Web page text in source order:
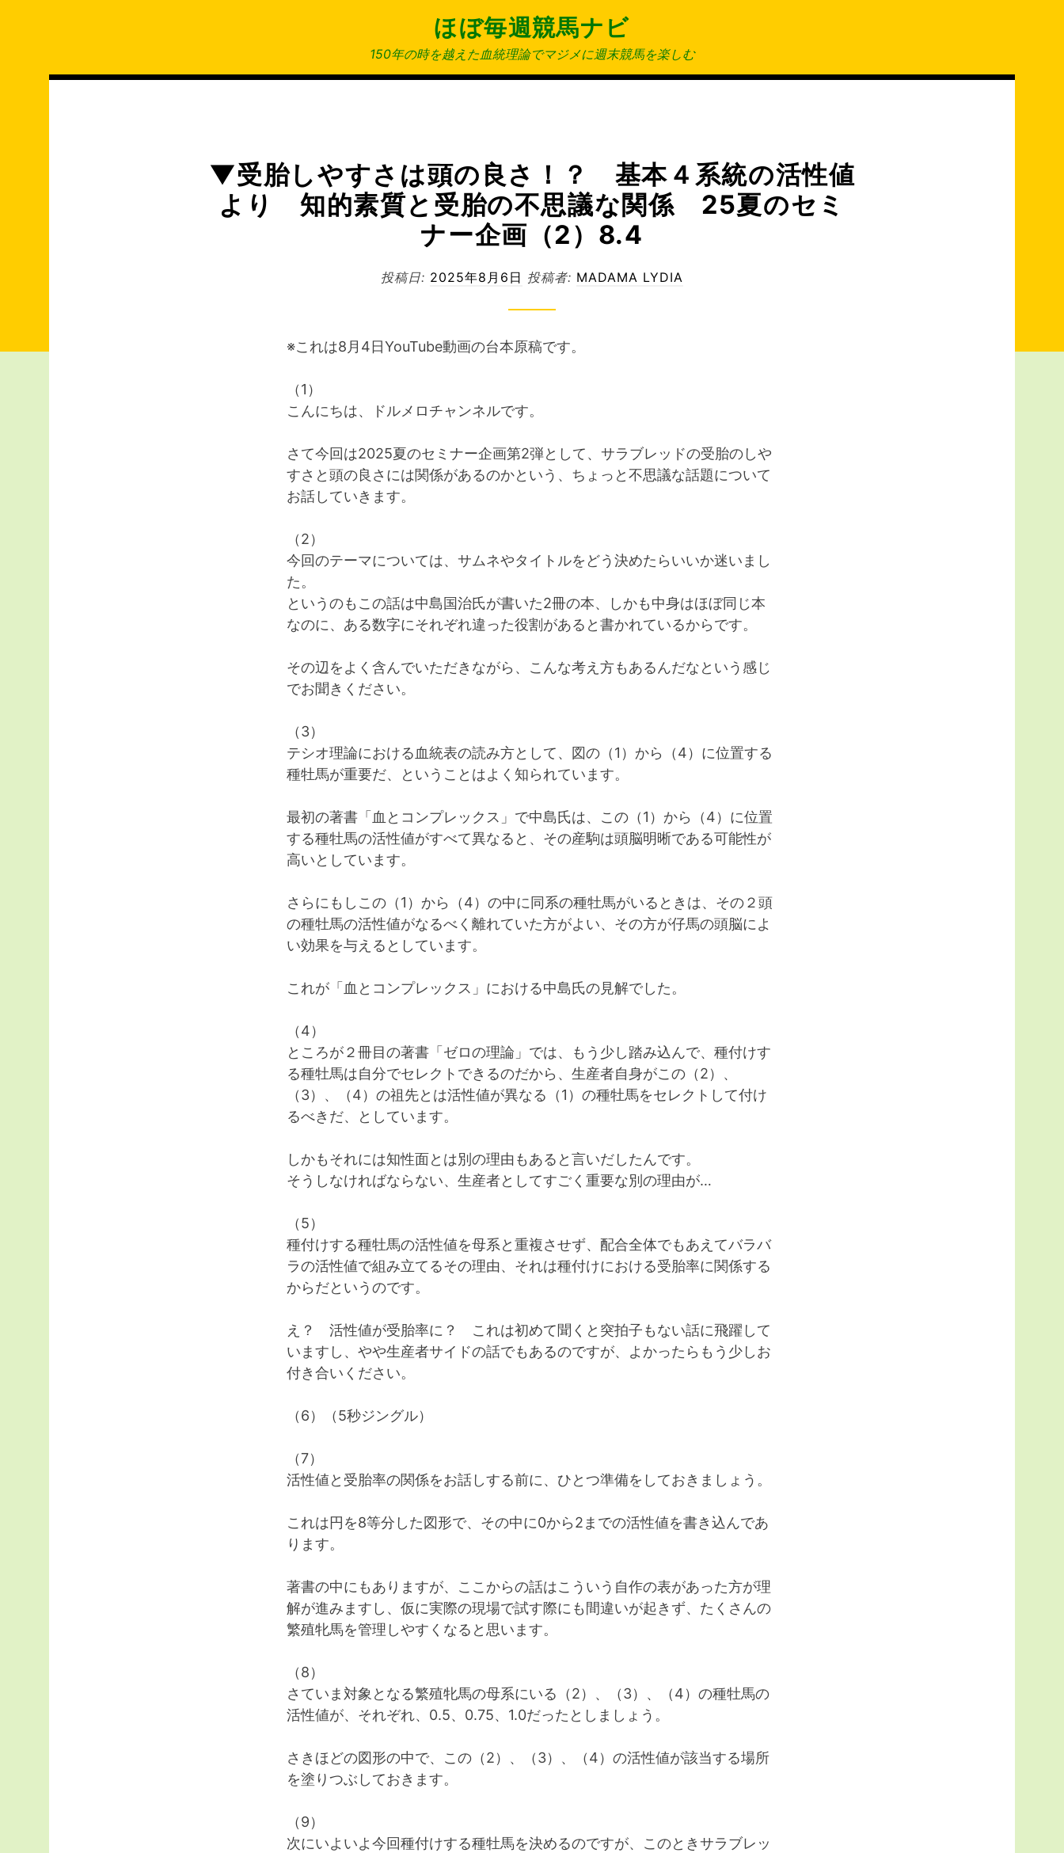
ほぼ毎週競馬ナビ
150年の時を越えた血統理論でマジメに週末競馬を楽しむ
▼受胎しやすさは頭の良さ！？ 基本４系統の活性値
より 知的素質と受胎の不思議な関係 25夏のセミ
ナー企画（2）8.4
投稿日: 2025年8月6日 投稿者: MADAMA LYDIA
※これは8月4日YouTube動画の台本原稿です。
（1）
こんにちは、ドルメロチャンネルです。
さて今回は2025夏のセミナー企画第2弾として、サラブレッドの受胎のしや
すさと頭の良さには関係があるのかという、ちょっと不思議な話題について
お話していきます。
（2）
今回のテーマについては、サムネやタイトルをどう決めたらいいか迷いまし
た。
というのもこの話は中島国治氏が書いた2冊の本、しかも中身はほぼ同じ本
なのに、ある数字にそれぞれ違った役割があると書かれているからです。
その辺をよく含んでいただきながら、こんな考え方もあるんだなという感じ
でお聞きください。
（3）
テシオ理論における血統表の読み方として、図の（1）から（4）に位置する
種牡馬が重要だ、ということはよく知られています。
最初の著書「血とコンプレックス」で中島氏は、この（1）から（4）に位置
する種牡馬の活性値がすべて異なると、その産駒は頭脳明晰である可能性が
高いとしています。
さらにもしこの（1）から（4）の中に同系の種牡馬がいるときは、その２頭
の種牡馬の活性値がなるべく離れていた方がよい、その方が仔馬の頭脳によ
い効果を与えるとしています。
これが「血とコンプレックス」における中島氏の見解でした。
（4）
ところが２冊目の著書「ゼロの理論」では、もう少し踏み込んで、種付けす
る種牡馬は自分でセレクトできるのだから、生産者自身がこの（2）、
（3）、（4）の祖先とは活性値が異なる（1）の種牡馬をセレクトして付け
るべきだ、としています。
しかもそれには知性面とは別の理由もあると言いだしたんです。
そうしなければならない、生産者としてすごく重要な別の理由が…
（5）
種付けする種牡馬の活性値を母系と重複させず、配合全体でもあえてバラバ
ラの活性値で組み立てるその理由、それは種付けにおける受胎率に関係する
からだというのです。
え？ 活性値が受胎率に？ これは初めて聞くと突拍子もない話に飛躍して
いますし、やや生産者サイドの話でもあるのですが、よかったらもう少しお
付き合いください。
（6）（5秒ジングル）
（7）
活性値と受胎率の関係をお話しする前に、ひとつ準備をしておきましょう。
これは円を8等分した図形で、その中に0から2までの活性値を書き込んであ
ります。
著書の中にもありますが、ここからの話はこういう自作の表があった方が理
解が進みますし、仮に実際の現場で試す際にも間違いが起きず、たくさんの
繁殖牝馬を管理しやすくなると思います。
（8）
さていま対象となる繁殖牝馬の母系にいる（2）、（3）、（4）の種牡馬の
活性値が、それぞれ、0.5、0.75、1.0だったとしましょう。
さきほどの図形の中で、この（2）、（3）、（4）の活性値が該当する場所
を塗りつぶしておきます。
（9）
次にいよいよ今回種付けする種牡馬を決めるのですが、このときサラブレッ